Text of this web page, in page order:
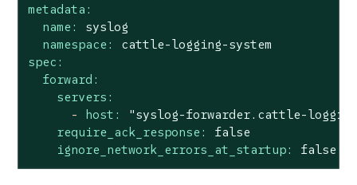
metadata:
name:
syslog
namespace:
cattle-logging-system
spec:
forward:
servers:
-
host:
"syslog-forwarder.cattle-
require_ack_response:
false
ignore_network_errors_at_startup:
false